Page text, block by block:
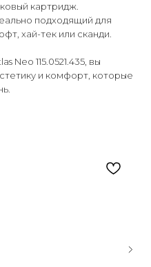
картридж.
подходящий для
хай-тек или сканди.
Neo 115.0521.435, вы
и комфорт, которые